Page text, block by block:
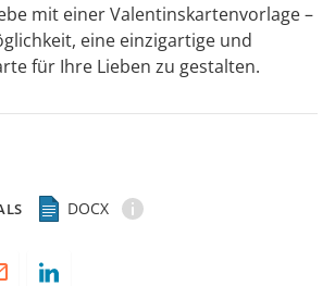
mit einer Valentinskartenvorlage –
eine einzigartige und
für Ihre Lieben zu gestalten.
DOCX